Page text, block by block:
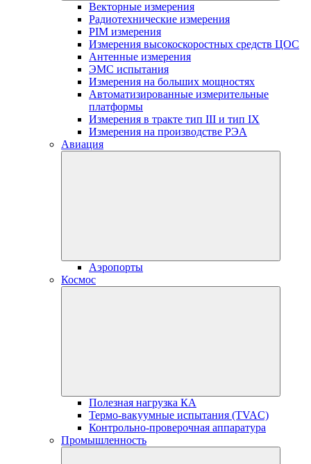
Векторные измерения
Радиотехнические измерения
PIM измерения
Измерения высокоскоростных средств ЦОС
Антенные измерения
ЭМС испытания
Измерения на больших мощностях
Автоматизированные измерительные
платформы
Измерения в тракте тип III и тип IX
Измерения на производстве РЭА
Авиация
Аэропорты
Космос
Полезная нагрузка КА
Термо-вакуумные испытания (TVAC)
Контрольно-проверочная аппаратура
Промышленность